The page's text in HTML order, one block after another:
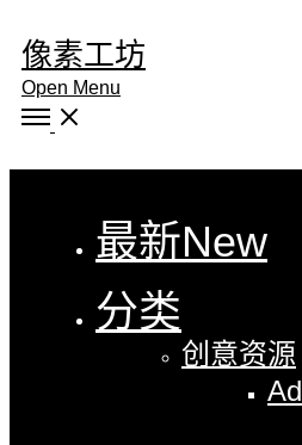
像素工坊
Open Menu
最新New
分类
创意资源